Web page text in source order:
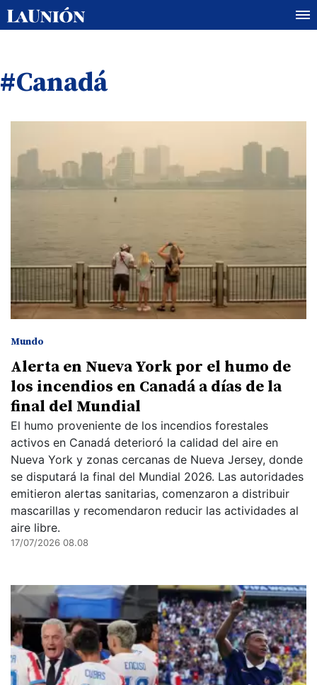
#Canadá
Mundo
Alerta en Nueva York por el humo de
los incendios en Canadá a días de la
final del Mundial
El humo proveniente de los incendios forestales
activos en Canadá deterioró la calidad del aire en
Nueva York y zonas cercanas de Nueva Jersey, donde
se disputará la final del Mundial 2026. Las autoridades
emitieron alertas sanitarias, comenzaron a distribuir
mascarillas y recomendaron reducir las actividades al
aire libre.
17/07/2026 08.08